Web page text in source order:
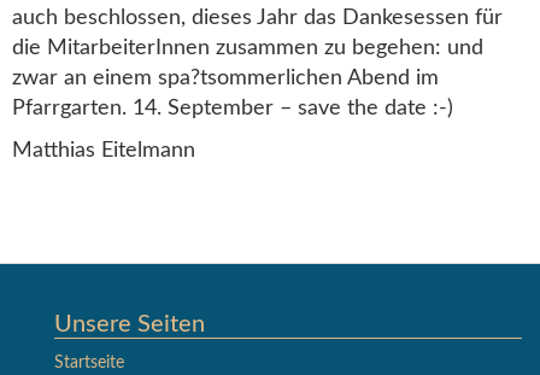
auch beschlossen, dieses Jahr das Dankesessen für
die MitarbeiterInnen zusammen zu begehen: und
zwar an einem spa?tsommerlichen Abend im
Pfarrgarten. 14. September – save the date :-)
Matthias Eitelmann
Unsere Seiten
Startseite